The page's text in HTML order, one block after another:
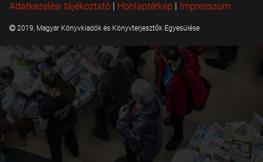
Adatkezelési tájékoztató | Honlaptérkép | Impresszum
2019, Magyar Könyvkiadók és Könyvterjesztők Egyesülése